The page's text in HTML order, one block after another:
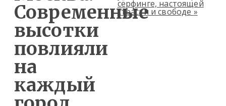
Современные
высотки
повлияли
на
каждый
сёрфинге, настоящей
страсти и свободе»